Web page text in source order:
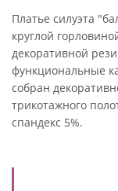
Платье силуэта
круглой
декоративной
функциональные
собран
трикотажного
спандекс 5%.